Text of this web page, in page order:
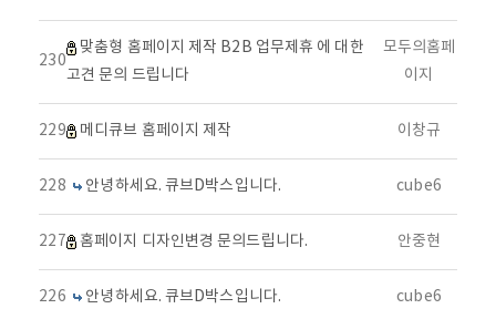
230
맞춤형 홈페이지 제작 B2B 업무제휴 에 대한
고견 문의 드립니다
모두의홈페
이지
229 메디큐브 홈페이지 제작 이창규
228 안녕하세요. 큐브D박스입니다. cube6
227 홈페이지 디자인변경 문의드립니다. 안중현
226 안녕하세요. 큐브D박스입니다. cube6